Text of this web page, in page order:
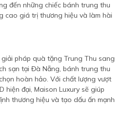
đến những chiếc bánh trung thu
cao giá trị thương hiệu và làm hài
pháp quà tặng Trung Thu sang
sạn tại Đà Nẵng, bánh trung thu
hoàn hảo. Với chất lượng vượt
hiện đại, Maison Luxury sẽ giúp
thương hiệu và tạo dấu ấn mạnh